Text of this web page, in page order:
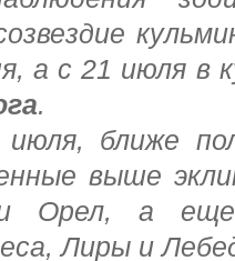
а с 21 июля в
.
ближе
выше
Орел, а еще
Лиры и